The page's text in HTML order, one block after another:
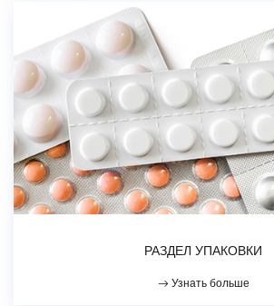
РАЗДЕЛ УПАКОВКИ
Узнать больше